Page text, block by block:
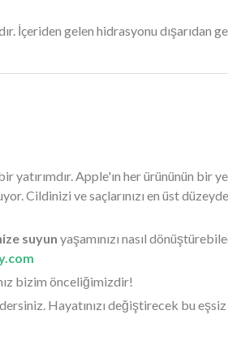
İçeriden gelen hidrasyonu dışarıdan
yatırımdır. Apple'ın her ürününün bir
Cildinizi ve saçlarınızı en üst
suyun yaşamınızı nasıl
bizim önceliğimizdir!
Hayatınızı değiştirecek bu eşsiz